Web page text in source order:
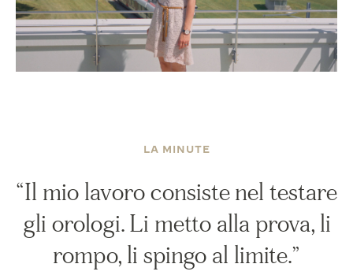
THE SOUND MAKER
THE STELLAR ODYSSEY
LA MINUTE
Il mio lavoro consiste nel testare
gli orologi. Li metto alla prova, li
rompo, li spingo al limite.